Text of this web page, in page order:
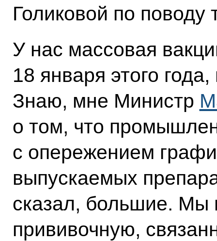
Голиковой по поводу
У нас массовая
18 января этого
Знаю, мне Министр
о том, что
с опережением
выпускаемых
сказал, большие. Мы
прививочную,